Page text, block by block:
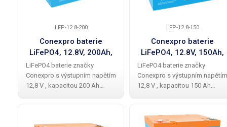
LFP-12.8-200
Conexpro baterie
LiFePO4, 12.8V, 200Ah,
Smart BMS, Bluetooth
LiFePO4 baterie značky
Conexpro s výstupním napětím
12,8 V , kapacitou 200 Ah
LFP-12.8-150
Conexpro baterie
LiFePO4, 12.8V, 150Ah,
Smart BMS, Bluetooth
LiFePO4 baterie značky
Conexpro s výstupním napětím
12,8 V , kapacitou 150 Ah
baterie, dvěmi M8 konektory